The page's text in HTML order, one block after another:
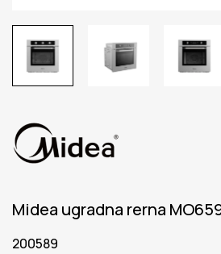
Midea ugradna rerna
200589